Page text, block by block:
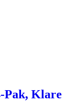
Pak, Klare